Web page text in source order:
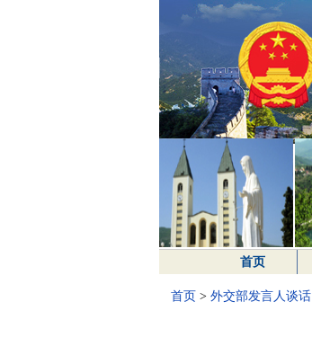
首页
首页 > 外交部发言人谈话